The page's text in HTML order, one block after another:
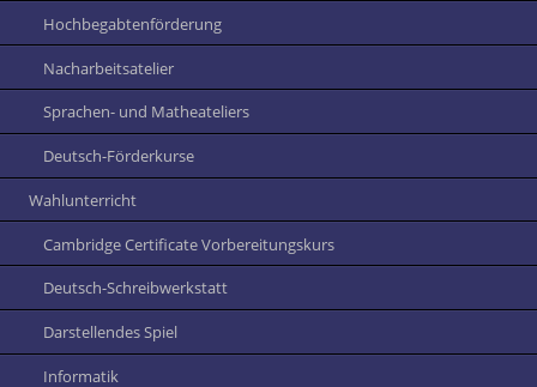
Hochbegabtenförderung
Nacharbeitsatelier
Sprachen- und Matheateliers
Deutsch-Förderkurse
Wahlunterricht
Cambridge Certificate Vorbereitungskurs
Deutsch-Schreibwerkstatt
Darstellendes Spiel
Informatik